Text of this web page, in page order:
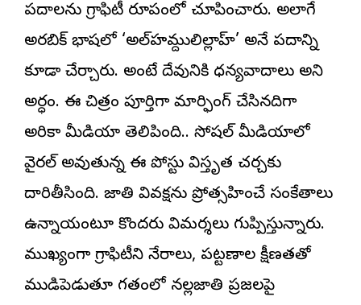
పదాలను గ్రాఫిటీ రూపంలో చూపించారు. అలాగే
అరబిక్ భాషలో ‘అల్‌హమ్దులిల్లాహ్’ అనే పదాన్ని
కూడా చేర్చారు. అంటే దేవునికి ధన్యవాదాలు అని
అర్ధం. ఈ చిత్రం పూర్తిగా మార్ఫింగ్ చేసినదిగా
అమెరికా మీడియా తెలిపింది.. సోషల్ మీడియాలో
వైరల్ అవుతున్న ఈ పోస్టు విస్తృత చర్చకు
దారితీసింది. జాతి వివక్షను ప్రోత్సహించే సంకేతాలు
ఉన్నాయంటూ కొందరు విమర్శలు గుప్పిస్తున్నారు.
ముఖ్యంగా గ్రాఫిటీని నేరాలు, పట్టణాల క్షీణతతో
ముడిపెడుతూ గతంలో నల్లజాతి ప్రజలపై